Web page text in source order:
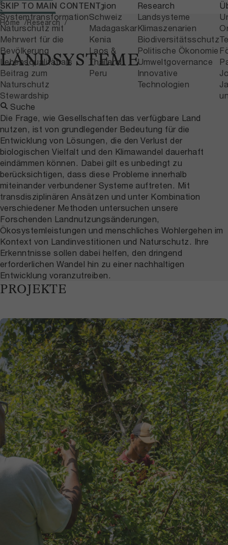
SKIP TO MAIN CONTENT
Themen
Systemtransformation
Naturschutz mit
Mehrwert für die
Bevölkerung
Lebensqualität als
Beitrag zum
Naturschutz
Stewardship
Region
Schweiz
Madagaskar
Kenia
Laos &
Thailand
Peru
Research
Landsysteme
Klimaszenarien
Biodiversitätsschutz
Politische Ökonomie
Umweltgovernance
Innovative
Technologien
Suche
Home
Research
Home
Research
LANDSYSTEME
Die Frage, wie Gesellschaften das verfügbare Land
nutzen, ist von grundlegender Bedeutung für die
Entwicklung von Lösungen, die den Verlust der
biologischen Vielfalt und den Klimawandel dauerhaft
eindämmen können. Dabei gilt es unbedingt zu
berücksichtigen, dass diese Probleme innerhalb
miteinander verbundener Systeme auftreten. Mit
transdisziplinären Ansätzen und unter Kombination
verschiedener Methoden untersuchen unsere
Forschenden Landnutzungsänderungen,
Ökosystemleistungen und menschliches Wohlergehen im
Kontext von Landinvestitionen und Naturschutz. Ihre
Erkenntnisse sollen dabei helfen, den dringend
erforderlichen Wandel hin zu einer nachhaltigen
Entwicklung voranzutreiben.
PROJEKTE